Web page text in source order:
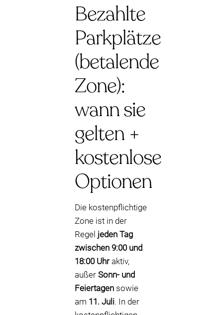
Bezahlte
Parkplätze
(betalende
Zone):
wann sie
gelten +
kostenlose
Optionen
Die kostenpflichtige
Zone ist in der
Regel jeden Tag
zwischen 9:00 und
18:00 Uhraktiv,
außer Sonn- und
Feiertagen sowie
am 11. Juli. In der